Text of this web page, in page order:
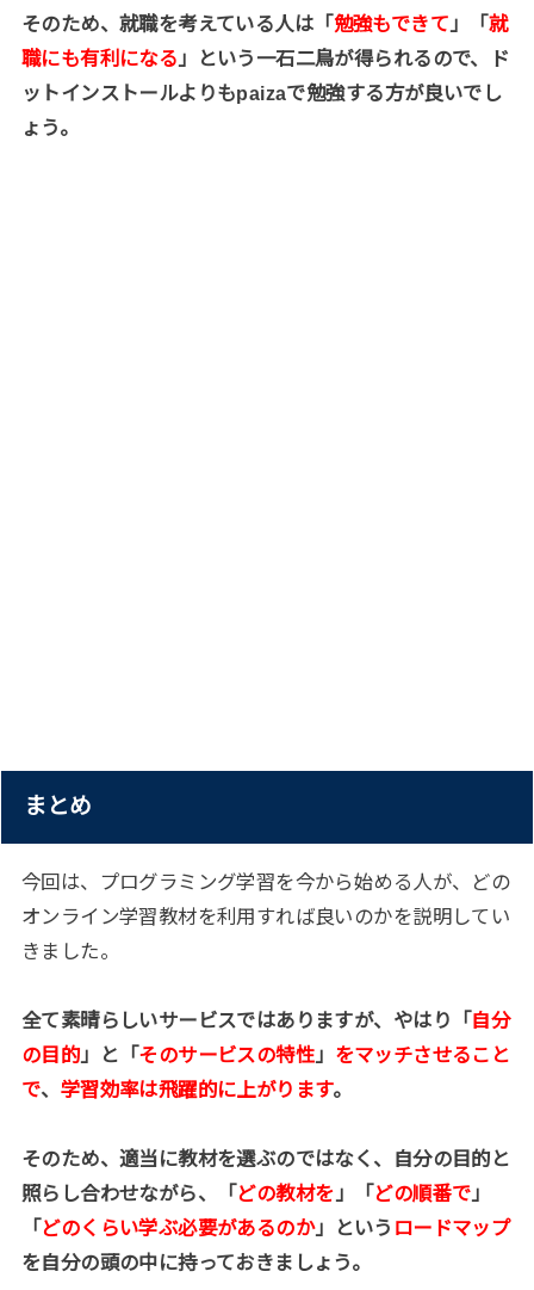
そのため、就職を考えている人は「勉強もできて 」「就
職にも有利になる 」という一石二鳥が得られるので、ド
ットインストールよりもpaizaで勉強する方が良いでし
ょう。
まとめ
今回は、プログラミング学習を今から始める人が、どの
オンライン学習教材を利用すれば良いのかを説明してい
きました。
全て素晴らしいサービスではありますが、やはり「自分
の目的 」と「そのサービスの特性 」 をマッチさせること
で、 学習効率は飛躍的に上がります。
そのため、適当に教材を選ぶのではなく、自分の目的と
照らし合わせながら、「どの教材を 」「どの順番で 」
「どのくらい学ぶ必要があるのか」という ロードマップ
を自分の頭の中に持っておきましょう。